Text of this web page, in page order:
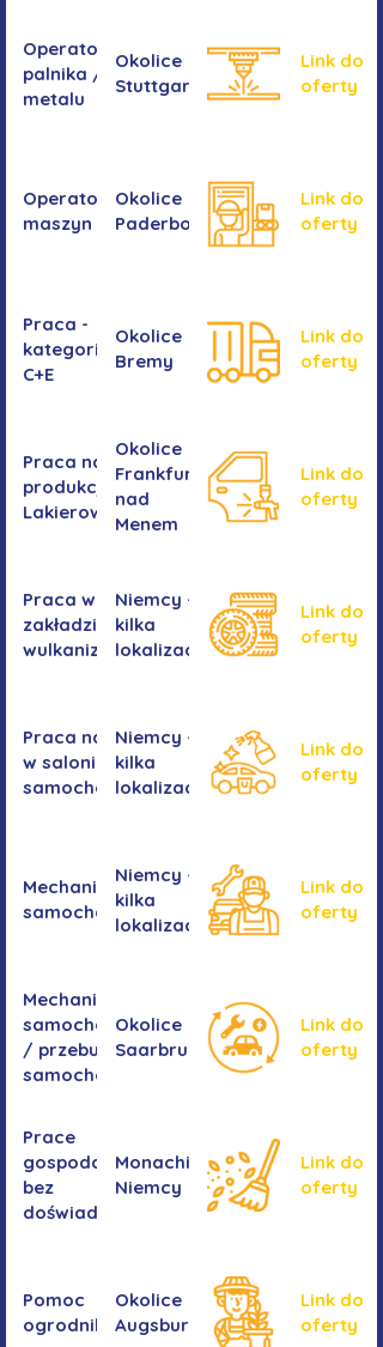
Operator/operatorka
palnika / Cięcie
metalu
Okolice
Stuttgartu
Link do
oferty
Operator/operatorka
maszyn CNC
Okolice
Paderborn
Link do
oferty
Praca -
kategoria
C+E
Okolice
Bremy
Link do
oferty
Praca na
produkcji -
Lakierowanie
Okolice
Frankfurtu
nad
Menem
Link do
oferty
Praca w
zakładzie
wulkanizacyjnym
Niemcy -
kilka
lokalizacji
Link do
oferty
Praca na myjni
w salonie
samochodowym
Niemcy -
kilka
lokalizacji
Link do
oferty
Mechanika
samochodowa
Niemcy -
kilka
lokalizacji
Link do
oferty
Mechanika
samochodowa
/ przebudowa
samochodów
Okolice
Saarbrucken
Link do
oferty
Prace
gospodarcze -
bez
doświadczenia
Monachium,
Niemcy
Link do
oferty
Pomoc
ogrodnika
Okolice
Augsburga
Link do
oferty